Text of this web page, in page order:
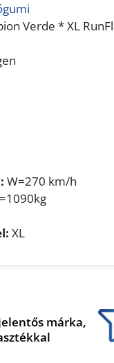
Verde * XL
W=270 km/h
XL
márka,